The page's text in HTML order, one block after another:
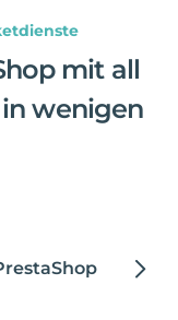
mit all
wenigen